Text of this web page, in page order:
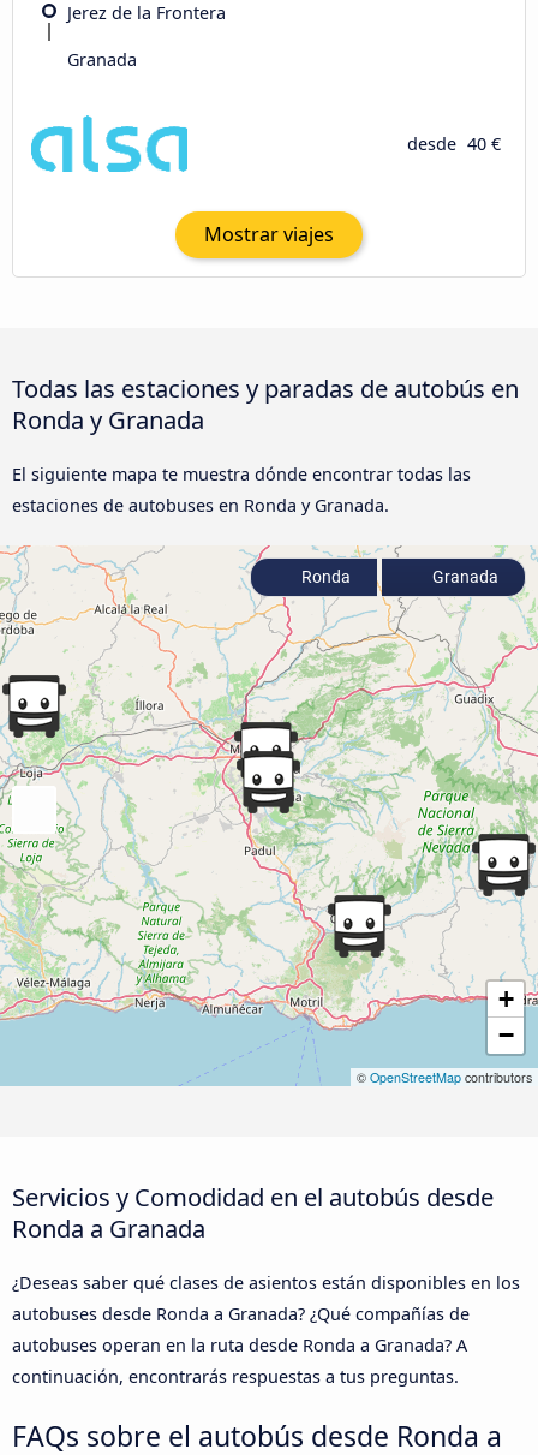
Jerez de la Frontera
Granada
desde 40 €
Mostrar viajes
Todas las estaciones y paradas de autobús en
Ronda y Granada
El siguiente mapa te muestra dónde encontrar todas las
estaciones de autobuses en Ronda y Granada.
+
−
© OpenStreetMap contributors
Ronda Granada
Servicios y Comodidad en el autobús desde
Ronda a Granada
¿Deseas saber qué clases de asientos están disponibles en los
autobuses desde Ronda a Granada? ¿Qué compañías de
autobuses operan en la ruta desde Ronda a Granada? A
continuación, encontrarás respuestas a tus preguntas.
FAQs sobre el autobús desde Ronda a